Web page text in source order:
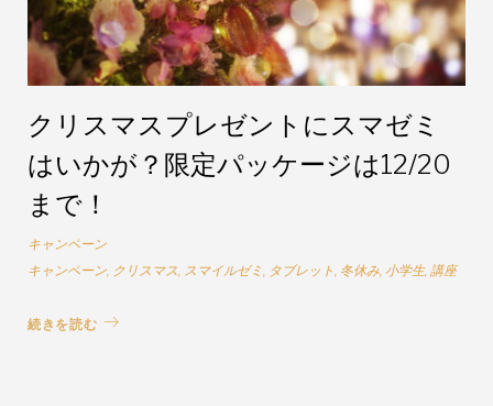
クリスマスプレゼントにスマゼミ
はいかが？限定パッケージは12/20
まで！
キャンペーン
キャンペーン クリスマス スマイルゼミ タブレット 冬休み 小学生, 講座
続きを読む